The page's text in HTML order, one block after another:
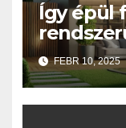
Így épül
FEBR 10, 2025